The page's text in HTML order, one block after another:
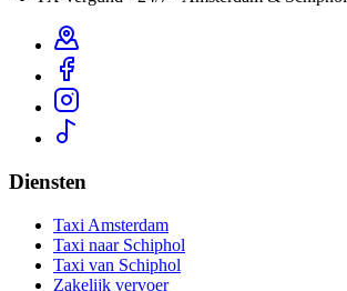
Diensten
Taxi Amsterdam
Taxi naar Schiphol
Taxi van Schiphol
Zakelijk vervoer